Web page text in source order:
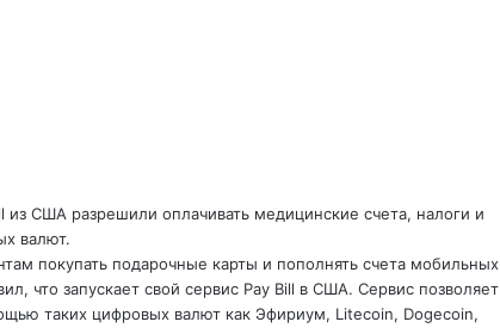
США разрешили оплачивать медицинские счета, налоги и
валют.
покупать подарочные карты и пополнять счета мобильных
что запускает свой сервис Pay Bill в США. Сервис позволяет
таких цифровых валют как Эфириум, Litecoin, Dogecoin,